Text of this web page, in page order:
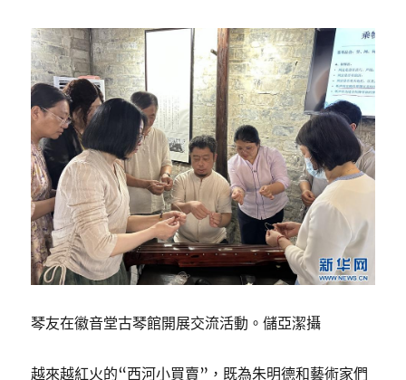
琴友在徽音堂古琴館開展交流活動。儲亞潔攝
越來越紅火的“西河小買賣”，既為朱明德和藝術家們